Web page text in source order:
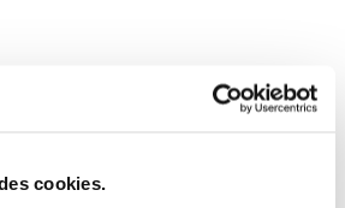
cookies.
Dirt Bike France